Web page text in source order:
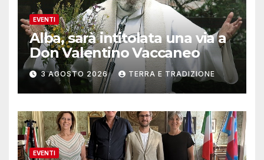
EVENTI
Alba, sarà intitolata una via a
Don Valentino Vaccaneo
3 AGOSTO 2026 TERRA E TRADIZIONE
EVENTI